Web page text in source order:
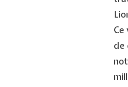
Ce
de